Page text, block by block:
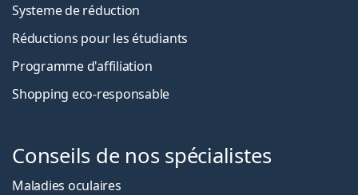
Systeme de réduction
Réductions pour les étudiants
Programme d'affiliation
Shopping eco-responsable
Conseils de nos spécialistes
Maladies oculaires